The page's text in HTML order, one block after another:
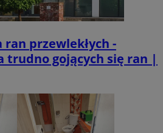
przewlekłych -
trudno gojących się ran |